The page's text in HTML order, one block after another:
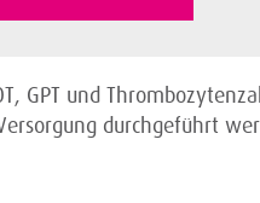
GPT und
durchgeführt